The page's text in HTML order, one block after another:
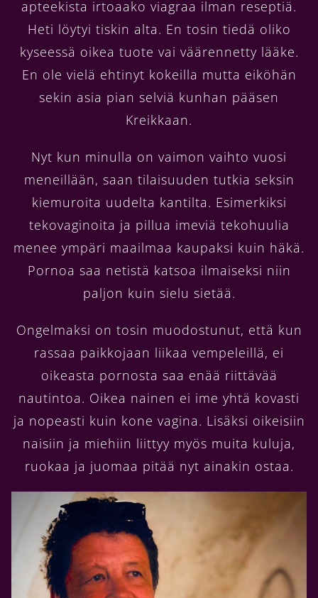
apteekista irtoaako viagraa ilman reseptiä.
Heti löytyi tiskin alta. En tosin tiedä oliko
kyseessä oikea tuote vai väärennetty lääke.
En ole vielä ehtinyt kokeilla mutta eiköhän
sekin asia pian selviä kunhan pääsen
Kreikkaan.
Nyt kun minulla on vaimon vaihto vuosi
meneillään, saan tilaisuuden tutkia seksin
kiemuroita uudelta kantilta. Esimerkiksi
tekovaginoita ja pillua imeviä tekohuulia
menee ympäri maailmaa kaupaksi kuin häkä.
Pornoa saa netistä katsoa ilmaiseksi niin
paljon kuin sielu sietää.
Ongelmaksi on tosin muodostunut, että kun
rassaa paikkojaan liikaa vempeleillä, ei
oikeasta pornosta saa enää riittävää
nautintoa. Oikea nainen ei ime yhtä kovasti
ja nopeasti kuin kone vagina. Lisäksi oikeisiin
naisiin ja miehiin liittyy myös muita kuluja,
ruokaa ja juomaa pitää nyt ainakin ostaa.